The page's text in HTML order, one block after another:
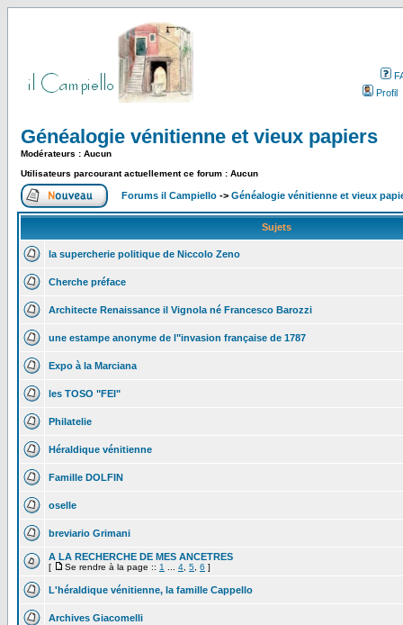
Profil
Généalogie vénitienne et vieux papiers
Modérateurs : Aucun
Utilisateurs parcourant actuellement ce forum : Aucun
Forums il Campiello -> Généalogie vénitienne et vieux
Sujets
la supercherie politique de Niccolo Zeno
Cherche préface
Architecte Renaissance il Vignola né Francesco Barozzi
une estampe anonyme de l"invasion française de 1787
Expo à la Marciana
les TOSO "FEI"
Philatelie
Héraldique vénitienne
Famille DOLFIN
oselle
breviario Grimani
A LA RECHERCHE DE MES ANCETRES
[ Se rendre à la page :: 1 4 5 6 ]
L'héraldique vénitienne, la famille Cappello
Archives Giacomelli